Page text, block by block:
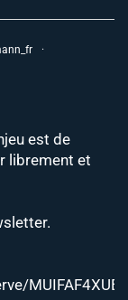
·
est de
librement et